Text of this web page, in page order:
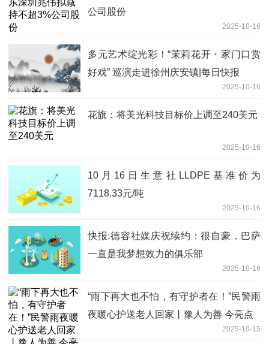
公司股份
2025-10-16
多元艺术绽光彩！“茉莉花开・家门口赏
好戏” 巡演走进徐州庆安镇|每日快报
2025-10-16
花旗：将美光科技目标价上调至240美元
2025-10-16
10月16日生意社LLDPE基准价为
7118.33元/吨
2025-10-16
快报:德容社媒庆祝续约：很自豪，巴萨
一直是我梦想效力的俱乐部
2025-10-16
“雨下再大也不怕，有守护者在！”民警雨
夜暖心护送老人回家丨豫人为善 今亮点
2025-10-15